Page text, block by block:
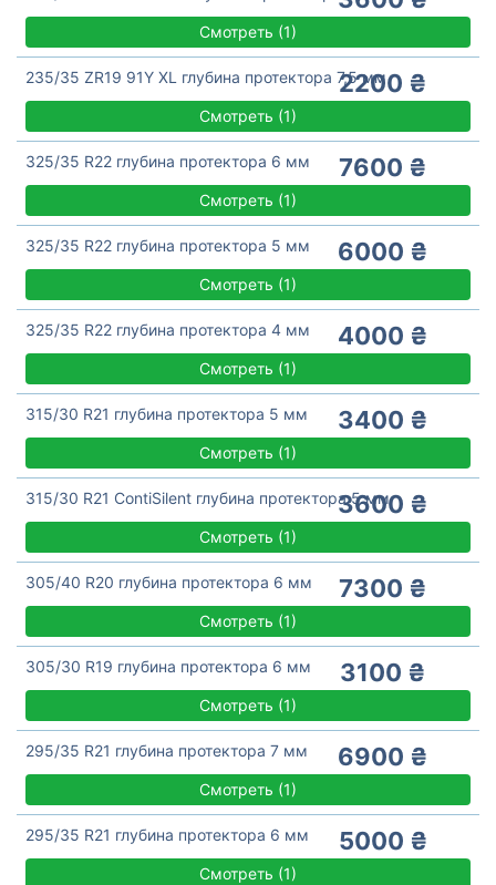
Смотреть (1)
235/35 ZR19 91Y XL глубина протектора 7,5 мм
2200 ₴
Смотреть (1)
325/35 R22 глубина протектора 6 мм 7600 ₴
Смотреть (1)
325/35 R22 глубина протектора 5 мм 6000 ₴
Смотреть (1)
325/35 R22 глубина протектора 4 мм 4000 ₴
Смотреть (1)
315/30 R21 глубина протектора 5 мм 3400 ₴
Смотреть (1)
315/30 R21 ContiSilent глубина протектора 5 мм
3600 ₴
Смотреть (1)
305/40 R20 глубина протектора 6 мм 7300 ₴
Смотреть (1)
305/30 R19 глубина протектора 6 мм 3100 ₴
Смотреть (1)
295/35 R21 глубина протектора 7 мм 6900 ₴
Смотреть (1)
295/35 R21 глубина протектора 6 мм 5000 ₴
Смотреть (1)